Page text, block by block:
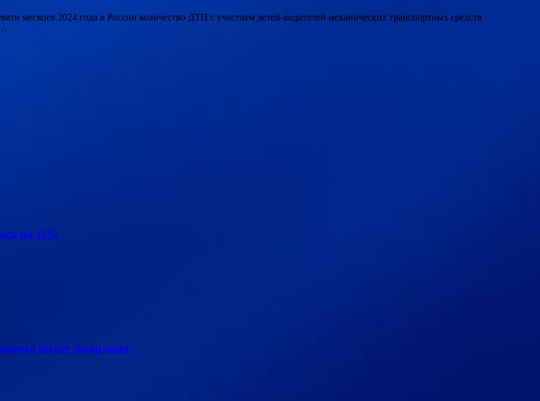
месяцев 2024 года в России количество ДТП с участием детей-водителей механических транспортных средств
…
на 11%
штате Джорджия